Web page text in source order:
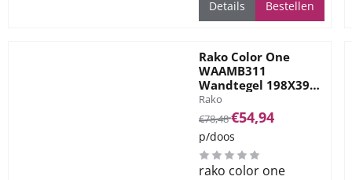
Levertijd ca. 2 weken.
Details Bestellen
Rako Color One
WAAMB311
Wandtegel 198X398
Dark beige 7mm Mat
Merk:
Rako
Van 78,48 voor 54,94
€78,48€54,94
p/doos
rako color one